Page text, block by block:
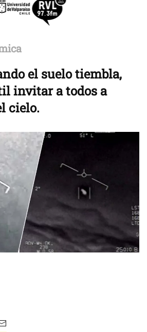
el suelo tiembla,
invitar a todos a
cielo.